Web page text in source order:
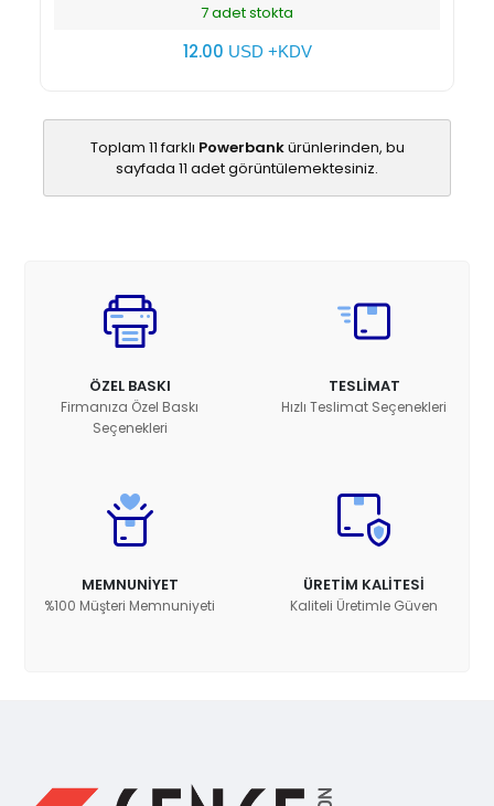
7 adet stokta
12.00 USD +KDV
Toplam 11 farklı Powerbankürünlerinden, bu
sayfada 11 adet görüntülemektesiniz.
ÖZEL BASKI
Firmanıza Özel Baskı
Seçenekleri
TESLİMAT
Hızlı Teslimat Seçenekleri
MEMNUNİYET
%100 Müşteri Memnuniyeti
ÜRETİM KALİTESİ
Kaliteli Üretimle Güven